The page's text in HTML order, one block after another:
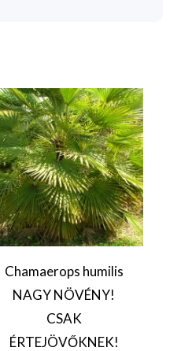
Chamaerops humilis
NAGY NÖVÉNY!
CSAK
ÉRTEJÖVŐKNEK!